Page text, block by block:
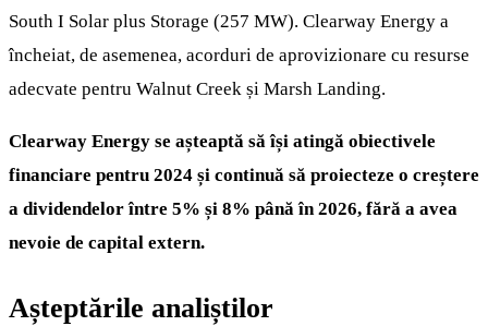
South I Solar plus Storage (257 MW). Clearway Energy a
încheiat, de asemenea, acorduri de aprovizionare cu resurse
adecvate pentru Walnut Creek și Marsh Landing.
Clearway Energy se așteaptă să își atingă obiectivele
financiare pentru 2024 și continuă să proiecteze o creștere
a dividendelor între 5% și 8% până în 2026, fără a avea
nevoie de capital extern.
Așteptările analiștilor